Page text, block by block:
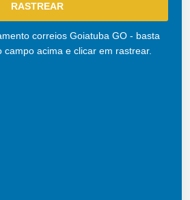
correios Goiatuba GO - basta
campo acima e clicar em rastrear.